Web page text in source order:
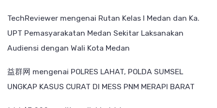
TechReviewer mengenai Rutan Kelas I Medan dan Ka.
UPT Pemasyarakatan Medan Sekitar Laksanakan
Audiensi dengan Wali Kota Medan
益群网 mengenai POLRES LAHAT, POLDA SUMSEL
UNGKAP KASUS CURAT DI MESS PNM MERAPI BARAT